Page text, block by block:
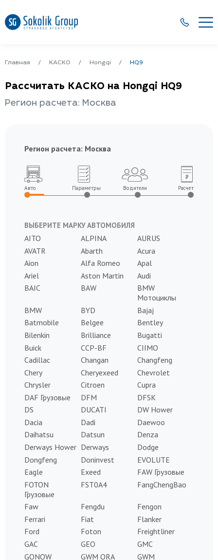
Главная КАСКО Hongqi HQ9
Рассчитать КАСКО на Hongqi HQ9
Регион расчета: Москва
Регион расчета: Москва
Авто Параметры Водители Расчет
ВЫБЕРИТЕ МАРКУ АВТОМОБИЛЯ
AITO ALPINA
AURUS
AVATR
Abarth
Acura
Aion
Alfa Romeo
Apal
Ariel
Aston Martin
Audi
BAIC
BAW
BMW
Мотоциклы
BMW
BYD
Bajaj
Batmobile
Belgee
Bentley
Bilenkin
Brilliance
Bugatti
Buick
CCP-BF
CIIMO
Cadillac
Changan
Changfeng
Chery
Cheryexeed
Chevrolet
Chrysler
Citroen
Cupra
DAF Грузовые
DFM
DFSK
DS
DUCATI
DW Hower
Dacia
Dadi
Daewoo
Daihatsu
Datsun
Denza
Derways Hower Derways
Dodge
Dongfeng
Doninvest
EVOLUTE
Eagle
Exeed
FAW Грузовые
FOTON
Грузовые
FST0A4 FangChengBao
Faw Fengdu
Fengon
Ferrari
Fiat
Flanker
Ford
Foton
Freightliner
GAC
GEO
GMC
GONOW
GWM ORA
GWM